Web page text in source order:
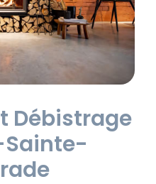
Débistrage
Sainte-